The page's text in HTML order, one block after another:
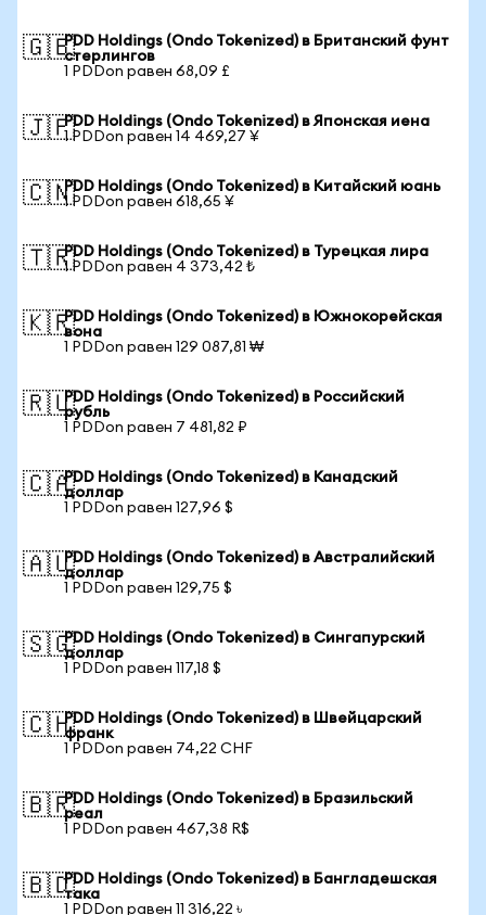
🇬🇧PDD Holdings (Ondo Tokenized) в Британский фунт
стерлингов
1 PDDon равен 68,09 £
🇯🇵PDD Holdings (Ondo Tokenized) в Японская иена
1 PDDon равен 14 469,27 ¥
🇨🇳PDD Holdings (Ondo Tokenized) в Китайский юань
1 PDDon равен 618,65 ¥
🇹🇷PDD Holdings (Ondo Tokenized) в Турецкая лира
1 PDDon равен 4 373,42 ₺
🇰🇷PDD Holdings (Ondo Tokenized) в Южнокорейская
вона
1 PDDon равен 129 087,81 ₩
🇷🇺PDD Holdings (Ondo Tokenized) в Российский
рубль
1 PDDon равен 7 481,82 ₽
🇨🇦PDD Holdings (Ondo Tokenized) в Канадский
доллар
1 PDDon равен 127,96 $
🇦🇺PDD Holdings (Ondo Tokenized) в Австралийский
доллар
1 PDDon равен 129,75 $
🇸🇬PDD Holdings (Ondo Tokenized) в Сингапурский
доллар
1 PDDon равен 117,18 $
🇨🇭PDD Holdings (Ondo Tokenized) в Швейцарский
франк
1 PDDon равен 74,22 CHF
🇧🇷PDD Holdings (Ondo Tokenized) в Бразильский
реал
1 PDDon равен 467,38 R$
🇧🇩PDD Holdings (Ondo Tokenized) в Бангладешская
така
1 PDDon равен 11 316,22 ৳